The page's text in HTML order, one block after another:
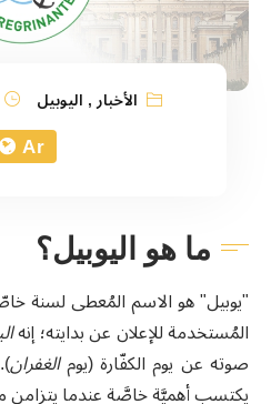
الأخبار, اليوبيل
Ar
ما هو اليوبيل؟
"يوبيل" هو الاسم المُعطى لسنة
المُستخدمة للإعلان عن بدايته؛ إنه
صوته عن يوم الكفّارة (يومالغفران
يكتسب أهميَّة خاصَّة عندما يتزامن